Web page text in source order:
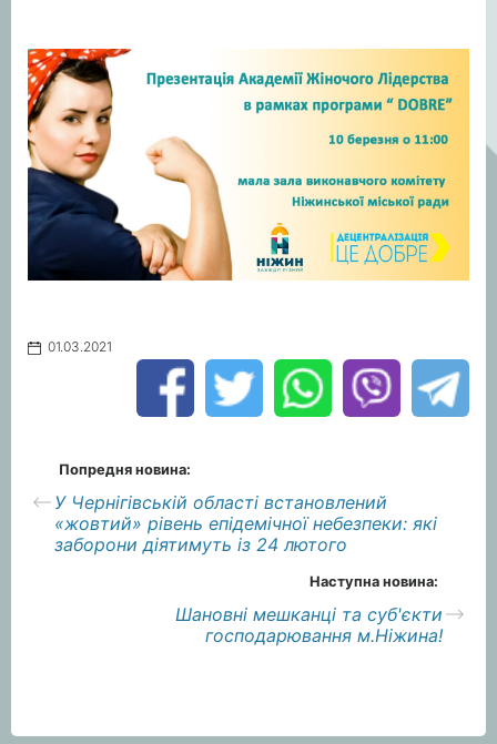
01.03.2021
Попредня новина:
У Чернігівській області встановлений
«жовтий» рівень епідемічної небезпеки: які
заборони діятимуть із 24 лютого
Наступна новина:
Шановні мешканці та суб'єкти
господарювання м.Ніжина!